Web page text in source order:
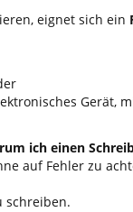
eignet sich ein
Gerät,
ich einen
auf Fehler zu
schreiben.